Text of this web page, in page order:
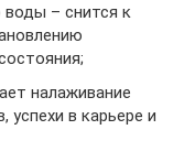
– снится к
налаживание
успехи в карьере и